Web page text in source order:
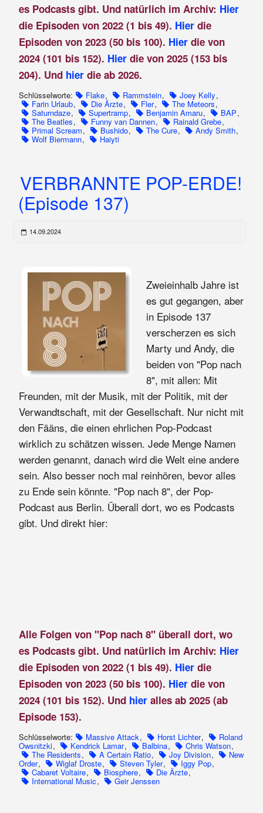
es Podcasts gibt. Und natürlich im Archiv: Hier
die Episoden von 2022 (1 bis 49). Hierdie
Episoden von 2023 (50 bis 100). Hier die von
2024 (101 bis 152). Hier die von 2025 (153 bis
204). Und hier die ab 2026.
Schlüsselworte: Flake, Rammstein, Joey Kelly,
Farin Urlaub, Die Ärzte, Fler, The Meteors,
Saturndaze, Supertramp, Benjamin Amaru, BAP,
The Beatles, Funny van Dannen, Rainald Grebe,
Primal Scream, Bushido, The Cure, Andy Smith,
Wolf Biermann, Haiyti
VERBRANNTE POP-ERDE!
(Episode 137)
14.09.2024
Zweieinhalb Jahre ist
es gut gegangen, aber
in Episode 137
verscherzen es sich
Marty und Andy, die
beiden von "Pop nach
8", mit allen: Mit
Freunden, mit der Musik, mit der Politik, mit der
Verwandtschaft, mit der Gesellschaft. Nur nicht mit
den Fääns, die einen ehrlichen Pop-Podcast
wirklich zu schätzen wissen. Jede Menge Namen
werden genannt, danach wird die Welt eine andere
sein. Also besser noch mal reinhören, bevor alles
zu Ende sein könnte. "Pop nach 8", der Pop-
Podcast aus Berlin. Überall dort, wo es Podcasts
gibt. Und direkt hier:
Alle Folgen von "Pop nach 8" überall dort, wo
es Podcasts gibt. Und natürlich im Archiv: Hier
die Episoden von 2022 (1 bis 49). Hierdie
Episoden von 2023 (50 bis 100). Hier die von
2024 (101 bis 152). Und hier alles ab 2025 (ab
Episode 153).
Schlüsselworte: Massive Attack, Horst Lichter, Roland
Owsnitzki, Kendrick Lamar, Balbina, Chris Watson,
The Residents, A Certain Ratio, Joy Division, New
Order, Wiglaf Droste, Steven Tyler, Iggy Pop,
Cabaret Voltaire, Biosphere, Die Ärzte,
International Music, Geir Jenssen